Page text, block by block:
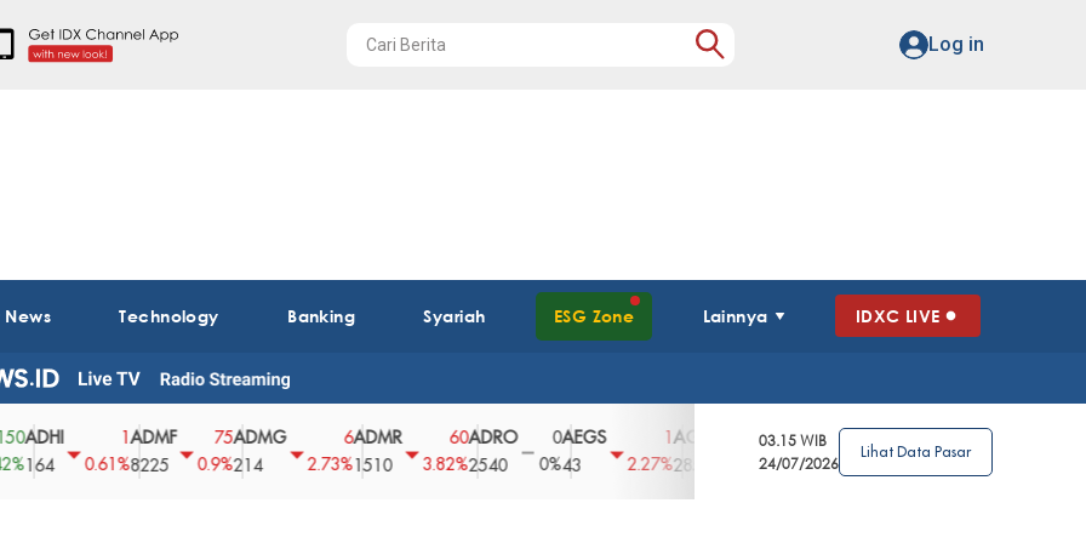
Log in
Technology Banking Syariah ESG Zone Lainnya IDXC LIVE
0.61%
ADMF
8225
75
0.9%
ADMG
214
2.73%
ADMR
1510
60
3.82%
ADRO
2540
0
0%
AEGS
2.27% 2850
3.39%
AGRO
4
2.63%
0%
03.15 WIB
24/07/2026
Lihat Data Pasar